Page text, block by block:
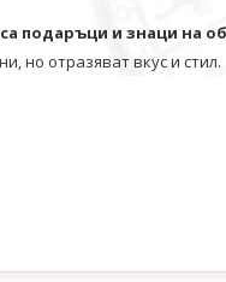
подаръци и знаци на
но отразяват вкус и стил.